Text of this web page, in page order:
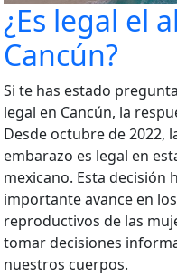
¿Es legal el
Cancún?
Si te has estado
legal en Cancún, la
Desde octubre de 2022,
embarazo es legal en
mexicano. Esta decisión
importante avance en
reproductivos de las
tomar decisiones
nuestros cuerpos.